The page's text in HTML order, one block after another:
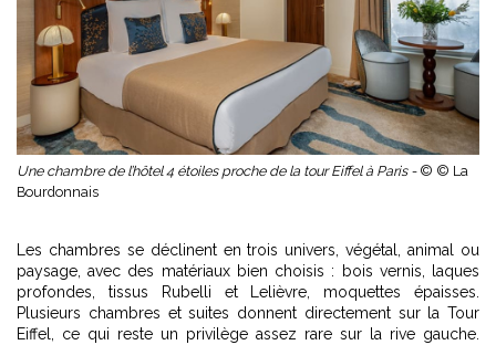
Une chambre de l’hôtel 4 étoiles proche de la tour Eiffel à Paris - © © La
Bourdonnais
Les chambres se déclinent en trois univers, végétal, animal ou
paysage, avec des matériaux bien choisis : bois vernis, laques
profondes, tissus Rubelli et Lelièvre, moquettes épaisses.
Plusieurs chambres et suites donnent directement sur la Tour
Eiffel, ce qui reste un privilège assez rare sur la rive gauche.